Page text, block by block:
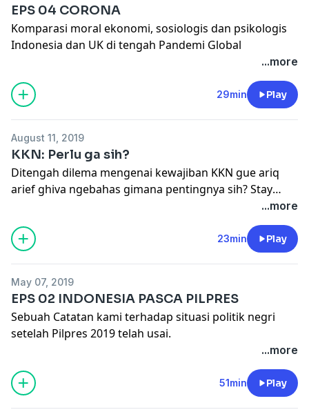
EPS 04 CORONA
Komparasi moral ekonomi, sosiologis dan psikologis
Indonesia dan UK di tengah Pandemi Global
...more
29min Play
August 11, 2019
KKN: Perlu ga sih?
Ditengah dilema mengenai kewajiban KKN gue ariq
arief ghiva ngebahas gimana pentingnya sih? Stay
...more
23min Play
May 07, 2019
EPS 02 INDONESIA PASCA PILPRES
Sebuah Catatan kami terhadap situasi politik negri
setelah Pilpres 2019 telah usai.
...more
51min Play